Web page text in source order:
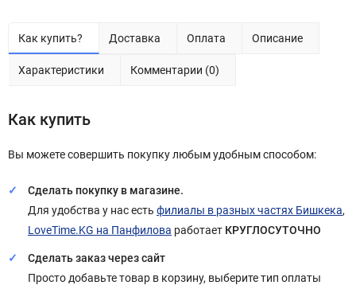
Как купить? Доставка Оплата Описание
Характеристики Комментарии (0)
Как купить
Вы можете совершить покупку любым удобным способом:
Сделать покупку в магазине.
Для удобства у нас есть филиалы в разных частях Бишкека,
LoveTime.KG на Панфилова работает КРУГЛОСУТОЧНО
Сделать заказ через сайт
Просто добавьте товар в корзину, выберите тип оплаты